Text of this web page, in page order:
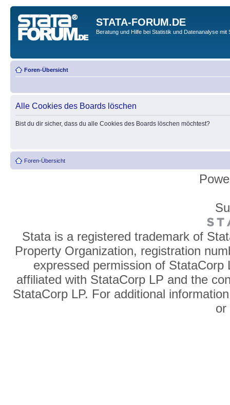
STATA-FORUM.DE
Beratung und Hilfe bei Statistik und Datenanalyse mit
Foren-Übersicht
Alle Cookies des Boards löschen
Bist du dir sicher, dass du alle Cookies des Boards löschen möchtest?
Foren-Übersicht
Stata is a registered trademark of
Property Organization, registration
expressed permission of
affiliated with StataCorp LP and the
StataCorp LP. For additional
or